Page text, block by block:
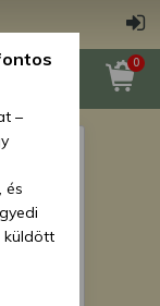
0
–
és
küldött